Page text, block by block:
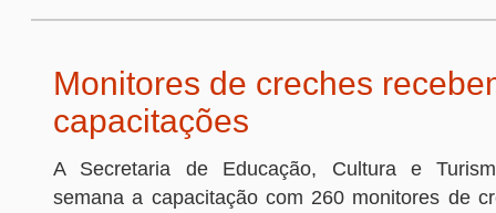
Monitores de creches
capacitações
A Secretaria de Educação, Cultura e
semana a capacitação com 260 monitores de